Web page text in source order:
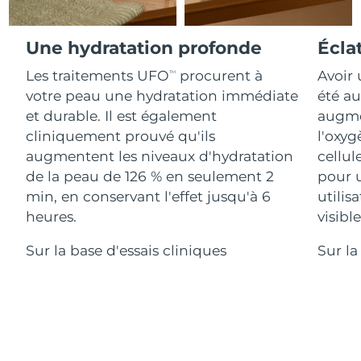
Une hydratation profonde
Les traitements UFOTM
procurent à
votre peau une hydratation immédiate
et durable. Il est également
cliniquement prouvé qu'ils
augmentent les niveaux d'hydratation
de la peau de 126 % en seulement 2
min, en conservant l'effet jusqu'à 6
heures.
Sur la base d'essais cliniques
Avoir
été
pour
Sur
For healthy hair
18% PAP
Cosmétiques Hommes
Acheter tout
FOREO APP
À PROPROS
Israël Livraison estimée
Italie Livraison estimée 8/8/26
Japon Livraison estimée 11/8/26
Jersey Livraison estimée 13/8/26
Kazakhstan Livraison estimée 10/8/26
Koweït Livraison estimée 8/8/26
Lettonie Livraison estimée 8/8/26